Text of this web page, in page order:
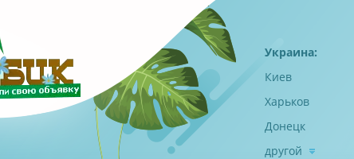
Украина:
Киев
Харьков
Донецк
другой